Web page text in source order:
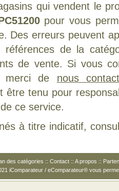
qui vendent le
pour vous
Des erreurs peuvent
références de la
de vente. Si vous
merci de nous
être tenu pour
ce service.
à titre indicatif,
des catégories :: Contact :: A propos ::
iComparateur / eComparateur® vous